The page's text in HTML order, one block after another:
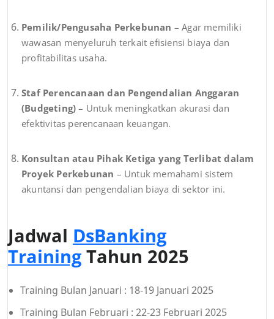
Pemilik/Pengusaha Perkebunan – Agar memiliki
wawasan menyeluruh terkait efisiensi biaya dan
profitabilitas usaha.
Staf Perencanaan dan Pengendalian Anggaran
(Budgeting) – Untuk meningkatkan akurasi dan
efektivitas perencanaan keuangan.
Konsultan atau Pihak Ketiga yang Terlibat dalam
Proyek Perkebunan – Untuk memahami sistem
akuntansi dan pengendalian biaya di sektor ini.
Jadwal DsBanking
Training Tahun 2025
Training Bulan Januari : 18-19 Januari 2025
Training Bulan Februari : 22-23 Februari 2025